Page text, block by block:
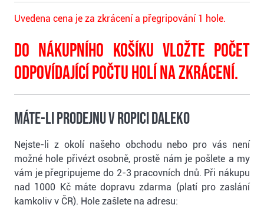
Uvedena cena je za zkrácení a přegripování 1 hole.
Do nákupního košíku vložte počet
odpovídající počtu holí na zkrácení.
Máte-li prodejnu v Ropici daleko
Nejste-li z okolí našeho obchodu nebo pro vás není
možné hole přivézt osobně, prostě nám je pošlete a my
vám je přegripujeme do 2-3 pracovních dnů. Při nákupu
nad 1000 Kč máte dopravu zdarma (platí pro zaslání
kamkoliv v ČR). Hole zašlete na adresu: